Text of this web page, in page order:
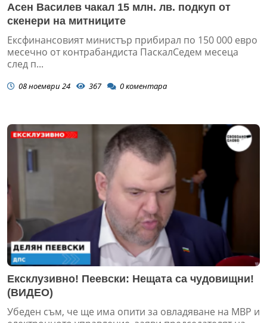
Асен Василев чакал 15 млн. лв. подкуп от
скенери на митниците
Ексфинансовият министър прибирал по 150 000 евро
месечно от контрабандиста ПаскалСедем месеца
след п...
08 ноември 24 367 0коментара
Ексклузивно! Пеевски: Нещата са чудовищни!
(ВИДЕО)
Убеден съм, че ще има опити за овладяване на МВР и